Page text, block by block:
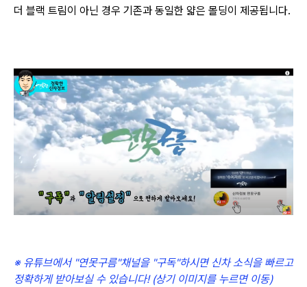
더 블랙 트림이 아닌 경우 기존과 동일한 얇은 몰딩이 제공됩니다.
※ 유튜브에서 "연못구름"채널을 "구독"하시면 신차 소식을 빠르고
정확하게 받아보실 수 있습니다! (상기 이미지를 누르면 이동)